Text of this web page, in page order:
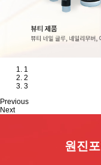
1
2
3
Previous
Next
원진